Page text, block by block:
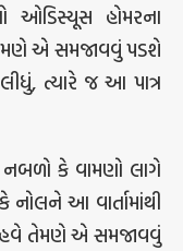
ઓડિસ્યૂસ હોમરના
એ સમજાવવું પડશે
ત્યારે જ આ પાત્ર
કે વામણો લાગે
આ વાર્તામાંથી
તેમણે એ સમજાવવું